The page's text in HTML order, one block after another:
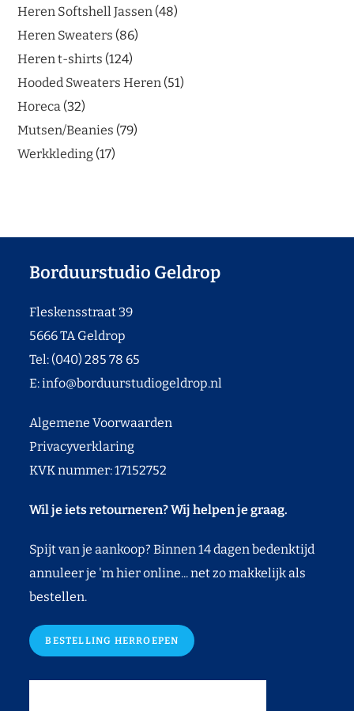
Heren Softshell Jassen 48
Heren Sweaters 86
Heren t-shirts 124
Hooded Sweaters Heren 51
Horeca 32
Mutsen/Beanies 79
Werkkleding 17
Borduurstudio Geldrop
Fleskensstraat 39
5666 TA Geldrop
Tel: (040) 285 78 65
E:info@borduurstudiogeldrop.nl
Algemene Voorwaarden
Privacyverklaring
KVK nummer: 17152752
Wil je iets retourneren? Wij helpen je graag.
Spijt van je aankoop? Binnen 14 dagen bedenktijd
annuleer je 'm hier online... net zo makkelijk als
bestellen.
BESTELLING HERROEPEN